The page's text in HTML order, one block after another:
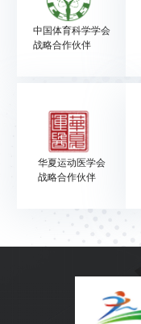
中国体育科学学会
战略合作伙伴
华夏运动医学会
战略合作伙伴